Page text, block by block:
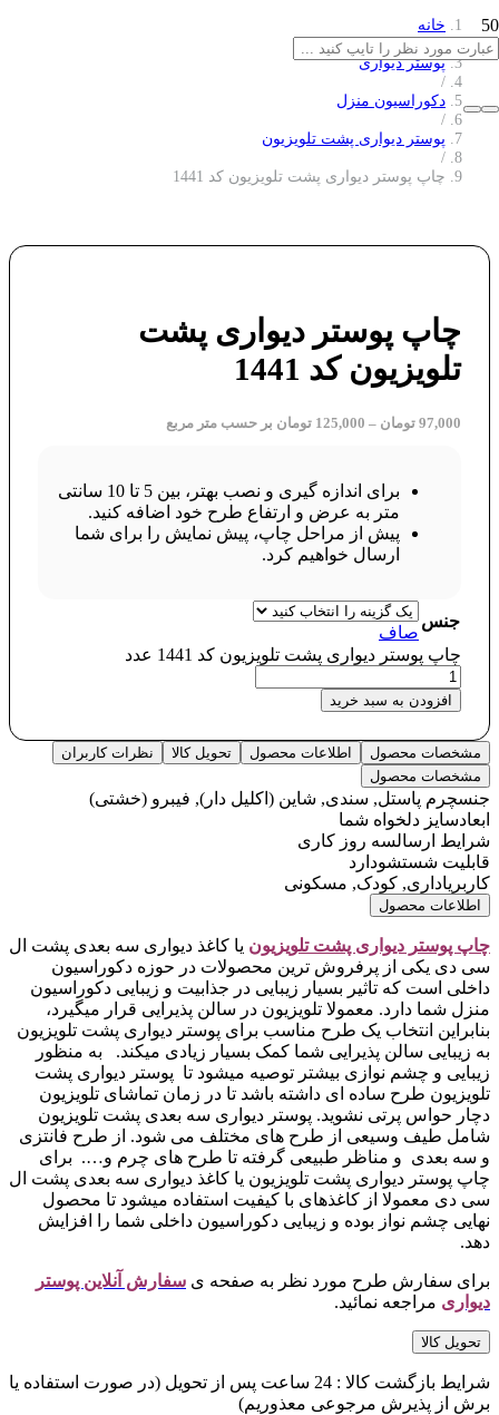
خانه
/
پوستر دیواری
/
دکوراسیون منزل
/
پوستر دیواری پشت تلویزیون
/
چاپ پوستر دیواری پشت تلویزیون کد 1441
چاپ پوستر دیواری پشت
تلویزیون کد 1441
97,000 تومان –
125,000 تومان بر حسب متر مربع
برای اندازه گیری و نصب بهتر، بین 5 تا 10 سانتی
متر به عرض و ارتفاع طرح خود اضافه کنید.
پیش از مراحل چاپ، پیش نمایش را برای شما
ارسال خواهیم کرد.
جنس
صاف
چاپ پوستر دیواری پشت تلویزیون کد 1441 عدد
افزودن به سبد خرید
مشخصات محصول اطلاعات محصول تحویل کالا
نظرات کاربران
مشخصات محصول
جنسچرم پاستل, سندی, شاین (اکلیل دار), فیبرو (خشتی)
ابعادسایز دلخواه شما
شرایط ارسالسه روز کاری
قابلیت شستشودارد
کاربریاداری, کودک, مسکونی
اطلاعات محصول
چاپ پوستر دیواری پشت تلویزیون یا کاغذ دیواری سه بعدی پشت ال
سی دی یکی از پرفروش ترین محصولات در حوزه دکوراسیون
داخلی است که تاثیر بسیار زیبایی در جذابیت و زیبایی دکوراسیون
منزل شما دارد. معمولا تلویزیون در سالن پذیرایی قرار میگیرد،
بنابراین انتخاب یک طرح مناسب برای پوستر دیواری پشت تلویزیون
به زیبایی سالن پذیرایی شما کمک بسیار زیادی میکند. به منظور
زیبایی و چشم نوازی بیشتر توصیه میشود تا پوستر دیواری پشت
تلویزیون طرح ساده ای داشته باشد تا در زمان تماشای تلویزیون
دچار حواس پرتی نشوید. پوستر دیواری سه بعدی پشت تلویزیون
شامل طیف وسیعی از طرح های مختلف می شود. از طرح فانتزی
و سه بعدی و مناظر طبیعی گرفته تا طرح های چرم و…. برای
چاپ پوستر دیواری پشت تلویزیون یا کاغذ دیواری سه بعدی پشت ال
سی دی معمولا از کاغذهای با کیفیت استفاده میشود تا محصول
نهایی چشم نواز بوده و زیبایی دکوراسیون داخلی شما را افزایش
دهد.
برای سفارش طرح مورد نظر به صفحه ی سفارش آنلاین پوستر
دیواری مراجعه نمائید.
تحویل کالا
شرایط بازگشت کالا : 24 ساعت پس از تحویل (در صورت استفاده یا
برش از پذیرش مرجوعی معذوریم)